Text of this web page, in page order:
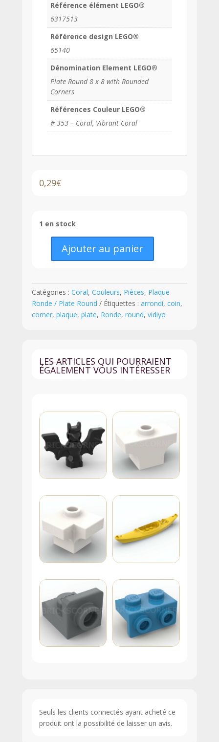
Référence élément LEGO®
6317513
Référence design LEGO®
65140
Dénomination Element LEGO®
Plate Round 8 x 8 with Rounded
Corners
Références Couleur LEGO®
# 353 – Coral, Vibrant Coral
0,29€
1 en stock
quantité
Plaque
Ronde
-
Ajouter au panier
Catégories : Coral, Couleurs, Pièces, Plaque
Ronde / Plate Round
Étiquettes : arrondi, coin,
corner, plaque, plate, Ronde, round, vidiyo
LES ARTICLES QUI POURRAIENT
ÉGALEMENT VOUS INTÉRESSER
Seuls les clients connectés ayant acheté ce
produit ont la possibilité de laisser un avis.